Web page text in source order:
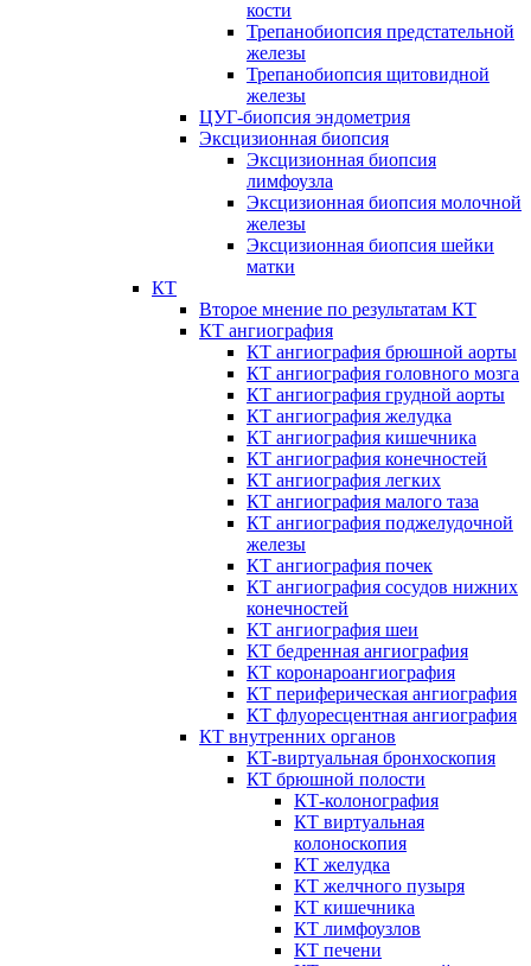
кости
Трепанобиопсия предстательной
железы
Трепанобиопсия щитовидной
железы
ЦУГ-биопсия эндометрия
Эксцизионная биопсия
Эксцизионная биопсия
лимфоузла
Эксцизионная биопсия молочной
железы
Эксцизионная биопсия шейки
матки
КТ
Второе мнение по результатам КТ
КТ ангиография
КТ ангиография брюшной аорты
КТ ангиография головного мозга
КТ ангиография грудной аорты
КТ ангиография желудка
КТ ангиография кишечника
КТ ангиография конечностей
КТ ангиография легких
КТ ангиография малого таза
КТ ангиография поджелудочной
железы
КТ ангиография почек
КТ ангиография сосудов нижних
конечностей
КТ ангиография шеи
КТ бедренная ангиография
КТ коронароангиография
КТ периферическая ангиография
КТ флуоресцентная ангиография
КТ внутренних органов
КТ-виртуальная бронхоскопия
КТ брюшной полости
КТ-колонография
КТ виртуальная
колоноскопия
КТ желудка
КТ желчного пузыря
КТ кишечника
КТ лимфоузлов
КТ печени